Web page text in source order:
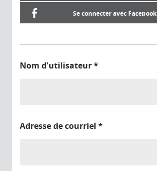
Se connecter avec Facebook
Nom d'utilisateur*
Adresse de courriel *